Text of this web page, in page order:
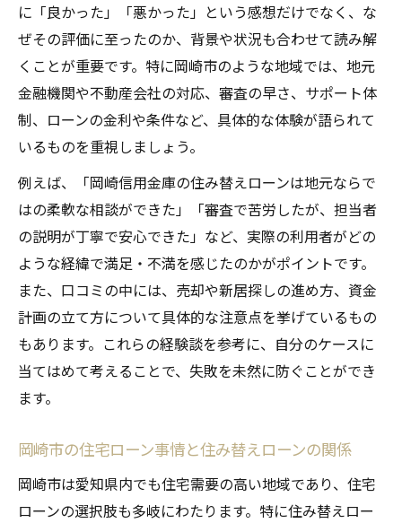
岡崎信用金庫の住宅ローン口コミに見る特
徴
無担保住宅ローンを選ぶ際のポイントと体
験談
ペアローンを活用した住み替えローンの工
夫
住み替えローンの金利比較と選び方の実践
法
岡崎市で住み替えローンを検討する方の体験談
集
住み替えローンで新居購入を叶えた体験談
岡崎市の住宅ローン審査を受けた感想と流
れ
住宅ローン金利に関する体験者の声を紹介
住み替えローン利用者が語る返済計画の工
夫
に「良かった」「悪かった」という感想だけでなく、な
ぜその評価に至ったのか、背景や状況も合わせて読み解
くことが重要です。特に岡崎市のような地域では、地元
金融機関や不動産会社の対応、審査の早さ、サポート体
制、ローンの金利や条件など、具体的な体験が語られて
いるものを重視しましょう。
例えば、「岡崎信用金庫の住み替えローンは地元ならで
はの柔軟な相談ができた」「審査で苦労したが、担当者
の説明が丁寧で安心できた」など、実際の利用者がどの
ような経緯で満足・不満を感じたのかがポイントです。
また、口コミの中には、売却や新居探しの進め方、資金
計画の立て方について具体的な注意点を挙げているもの
もあります。これらの経験談を参考に、自分のケースに
当てはめて考えることで、失敗を未然に防ぐことができ
ます。
岡崎市の住宅ローン事情と住み替えローンの関係
岡崎市は愛知県内でも住宅需要の高い地域であり、住宅
ローンの選択肢も多岐にわたります。特に住み替えロー